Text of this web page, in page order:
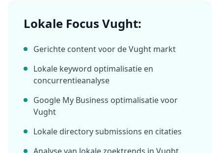
Lokale Focus Vught:
Gerichte content voor deVught markt
Lokale keyword optimalisatie en
concurrentieanalyse
Google My Business optimalisatie voor
Vught
Lokale directory submissions en citaties